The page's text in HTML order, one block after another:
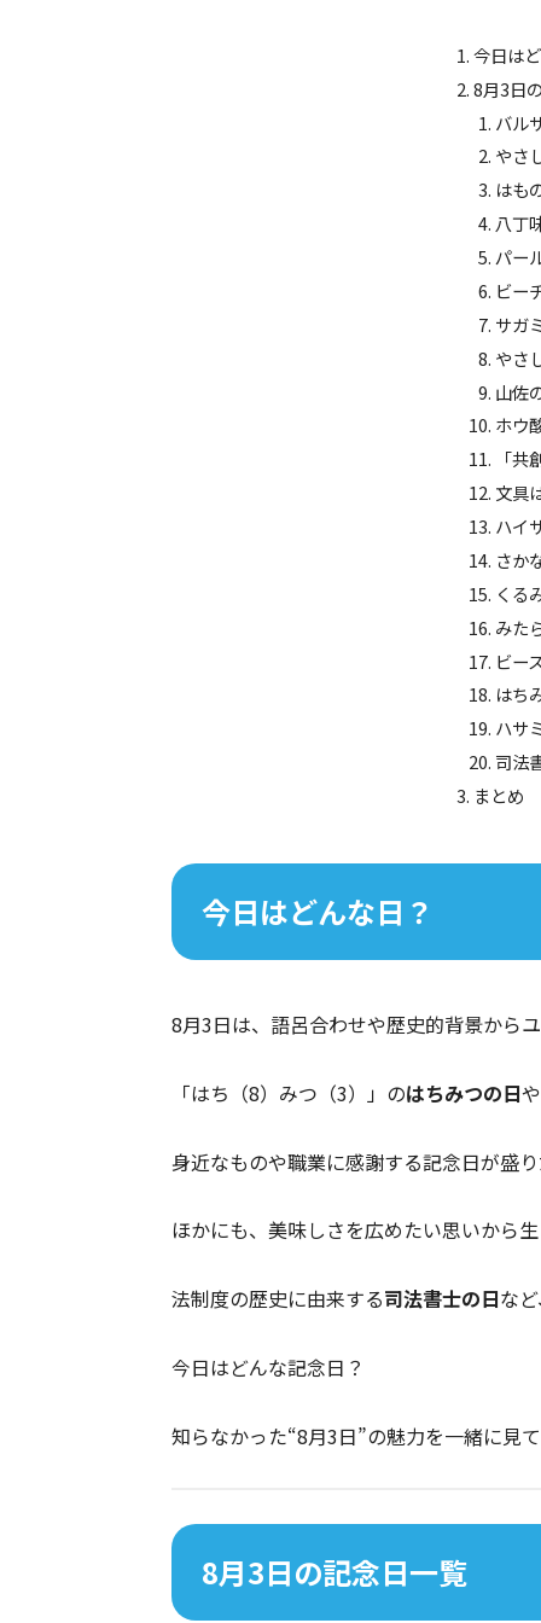
今日は
8月3日
バル
やさ
はも
八丁
パー
ビー
サガ
やさ
山佐
ホウ
「
文具
ハイ
さか
くる
みた
ビー
はち
ハサ
司法
まとめ
今日はどんな日？
8月3日は、語呂合わせや歴史的背景から
「はち（8）みつ（3）」のはちみつの日
身近なものや職業に感謝する記念日が盛
ほかにも、美味しさを広めたい思いから
法制度の歴史に由来する司法書士の日な
今日はどんな記念日？
知らなかった“8月3日”の魅力を一緒に見
8月3日の記念日一覧